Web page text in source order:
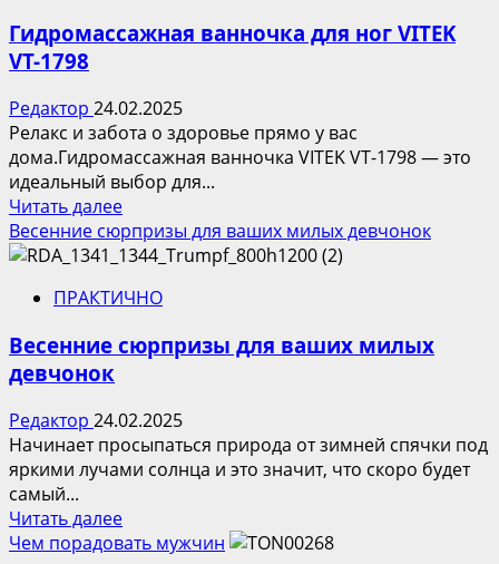
1191.
в
любое
время
–
просто
и
удобно!
Гидромассажная ванночка для ног VITEK
VT-1798
Редактор 24.02.2025
Релакс и забота о здоровье прямо у вас
дома.Гидромассажная ванночка VITEK VT-1798 — это
идеальный выбор для...
Читать далееПрочитать
больше
о
ванночка
ног
1798
Весенние сюрпризы для ваших милых девчонок
ПРАКТИЧНО
Весенние сюрпризы для ваших милых
девчонок
Редактор 24.02.2025
Начинает просыпаться природа от зимней спячки под
яркими лучами солнца и это значит, что скоро будет
самый...
Читать далееПрочитать
больше
Чем порадовать мужчин